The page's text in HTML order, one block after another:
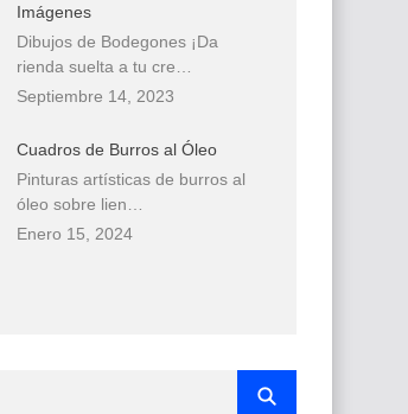
Imágenes
Dibujos de Bodegones ¡Da
rienda suelta a tu cre…
Septiembre 14, 2023
Cuadros de Burros al Óleo
Pinturas artísticas de burros al
óleo sobre lien…
Enero 15, 2024